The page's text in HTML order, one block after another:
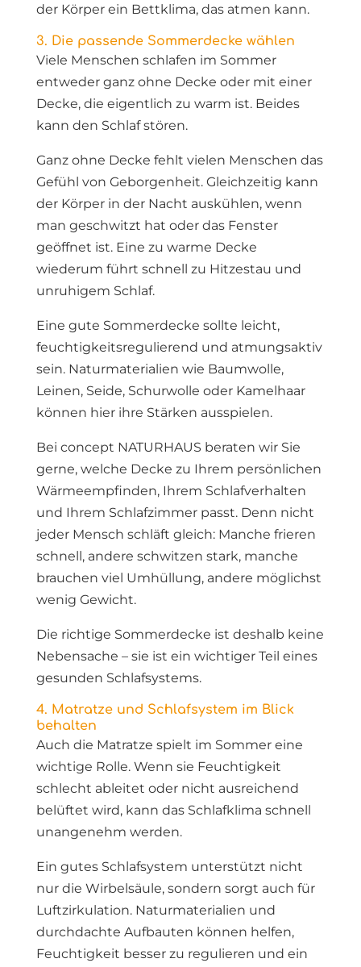
der Körper ein Bettklima, das atmen kann.
3. Die passende Sommerdecke wählen
Viele Menschen schlafen im Sommer
entweder ganz ohne Decke oder mit einer
Decke, die eigentlich zu warm ist. Beides
kann den Schlaf stören.
Ganz ohne Decke fehlt vielen Menschen das
Gefühl von Geborgenheit. Gleichzeitig kann
der Körper in der Nacht auskühlen, wenn
man geschwitzt hat oder das Fenster
geöffnet ist. Eine zu warme Decke
wiederum führt schnell zu Hitzestau und
unruhigem Schlaf.
Eine gute Sommerdecke sollte leicht,
feuchtigkeitsregulierend und atmungsaktiv
sein. Naturmaterialien wie Baumwolle,
Leinen, Seide, Schurwolle oder Kamelhaar
können hier ihre Stärken ausspielen.
Bei concept NATURHAUS beraten wir Sie
gerne, welche Decke zu Ihrem persönlichen
Wärmeempfinden, Ihrem Schlafverhalten
und Ihrem Schlafzimmer passt. Denn nicht
jeder Mensch schläft gleich: Manche frieren
schnell, andere schwitzen stark, manche
brauchen viel Umhüllung, andere möglichst
wenig Gewicht.
Die richtige Sommerdecke ist deshalb keine
Nebensache – sie ist ein wichtiger Teil eines
gesunden Schlafsystems.
4. Matratze und Schlafsystem im Blick
behalten
Auch die Matratze spielt im Sommer eine
wichtige Rolle. Wenn sie Feuchtigkeit
schlecht ableitet oder nicht ausreichend
belüftet wird, kann das Schlafklima schnell
unangenehm werden.
Ein gutes Schlafsystem unterstützt nicht
nur die Wirbelsäule, sondern sorgt auch für
Luftzirkulation. Naturmaterialien und
durchdachte Aufbauten können helfen,
Feuchtigkeit besser zu regulieren und ein